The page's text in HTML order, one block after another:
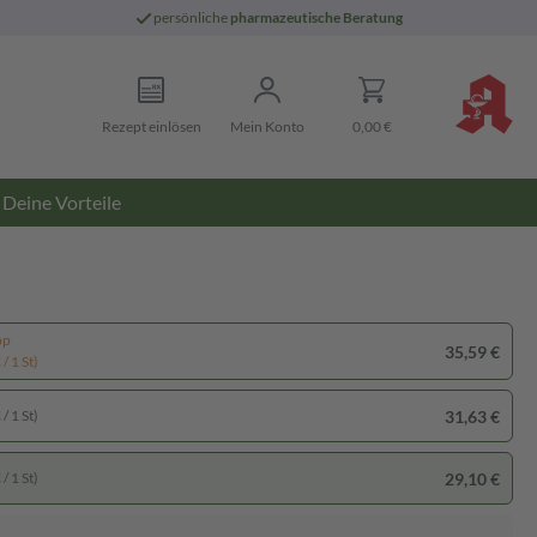
persönliche pharmazeutische Beratung
Rezept einlösen Mein Konto 0,00 €
Deine Vorteile
1 St)
35,59 €
1 St) 31,63 €
1 St) 29,10 €